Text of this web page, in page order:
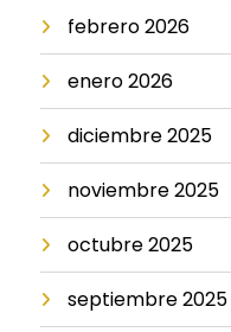
febrero 2026
enero 2026
diciembre 2025
noviembre 2025
octubre 2025
septiembre 2025